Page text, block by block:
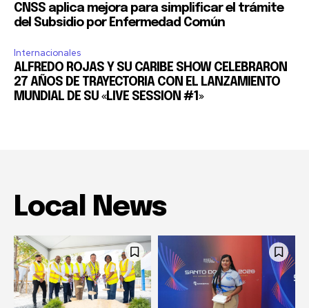
CNSS aplica mejora para simplificar el trámite
del Subsidio por Enfermedad Común
Internacionales
ALFREDO ROJAS Y SU CARIBE SHOW CELEBRARON
27 AÑOS DE TRAYECTORIA CON EL LANZAMIENTO
MUNDIAL DE SU «LIVE SESSION #1»
Local News